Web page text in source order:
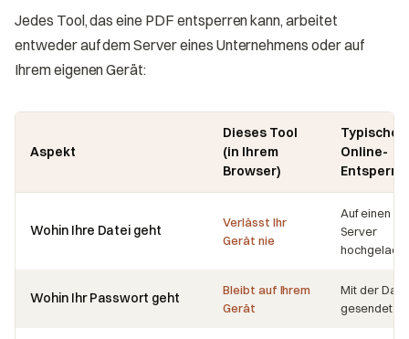
Jedes Tool, das eine PDF entsperren kann, arbeitet
entweder auf dem Server eines Unternehmens oder auf
Ihrem eigenen Gerät:
Aspekt
Dieses Tool
(in Ihrem
Browser)
Typische
Online-
Entsperrer
Wohin Ihre Datei geht
Verlässt Ihr
Gerät nie
Auf einen
Server
Wohin Ihr Passwort geht
Bleibt auf Ihrem
Gerät
Mit der
gesendet